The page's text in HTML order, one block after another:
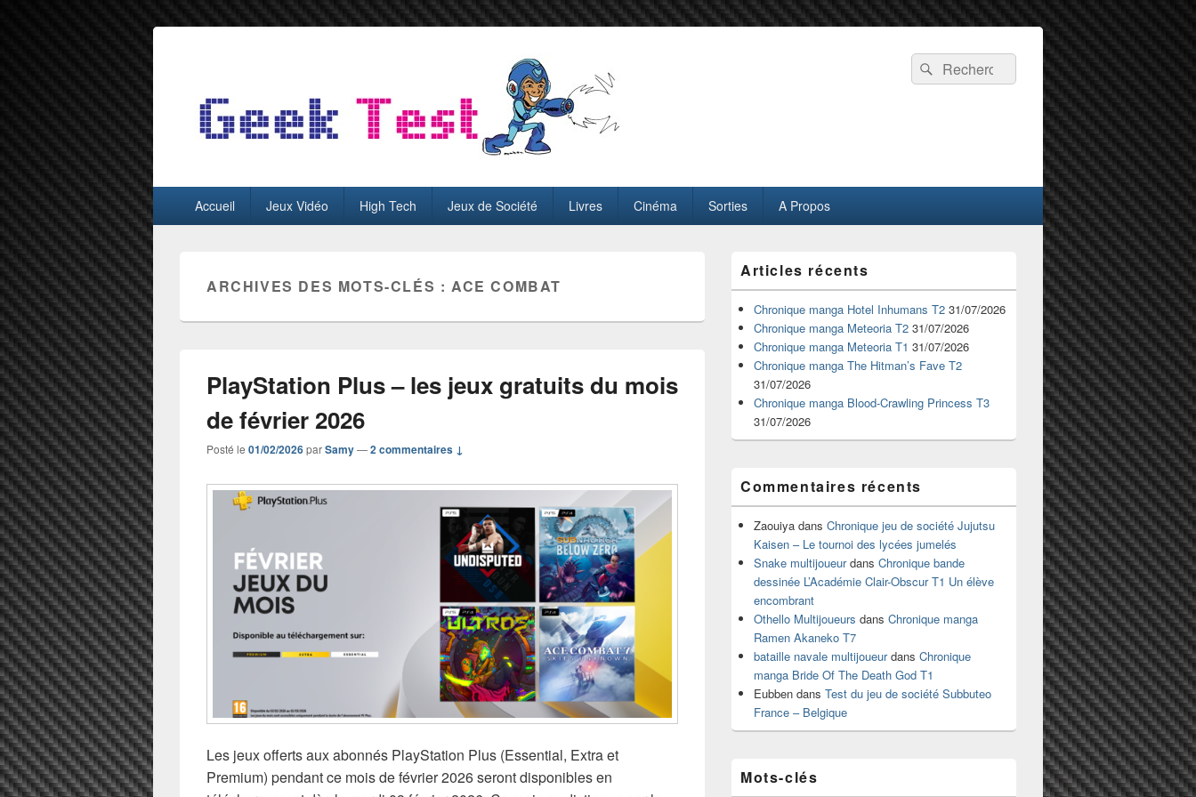
GeekTest
Recherche :
Rechercher
principalAccueil Jeux Vidéo High Tech Jeux de Société Livres Cinéma Sorties A Propos
ARCHIVES DES MOTS-CLÉS :ACE COMBAT
PlayStation Plus – les jeux gratuits du mois
de février 2026
Posté le 01/02/2026parSamy—2 commentaires ↓
Les jeux offerts aux abonnés PlayStation Plus (Essential, Extra et
Premium) pendant ce mois de février 2026 seront disponibles en
principale
de
widget
pour
barre
latérale
Articles récents
Chronique manga Hotel Inhumans T2 31/07/2026
Chronique manga Meteoria T2 31/07/2026
Chronique manga Meteoria T1 31/07/2026
Chronique manga The Hitman’s Fave T2
31/07/2026
Chronique manga Blood-Crawling Princess T3
31/07/2026
Commentaires récents
Zaouiya dans Chronique jeu de société Jujutsu
Kaisen – Le tournoi des lycées jumelés
Snake multijoueurdans Chronique bande
dessinée L’Académie Clair-Obscur T1 Un élève
encombrant
Othello Multijoueurs dans Chronique manga
Ramen Akaneko T7
bataille navale multijoueurdans Chronique
manga Bride Of The Death God T1
Eubben dans Test du jeu de société Subbuteo
France – Belgique
Mots-clés